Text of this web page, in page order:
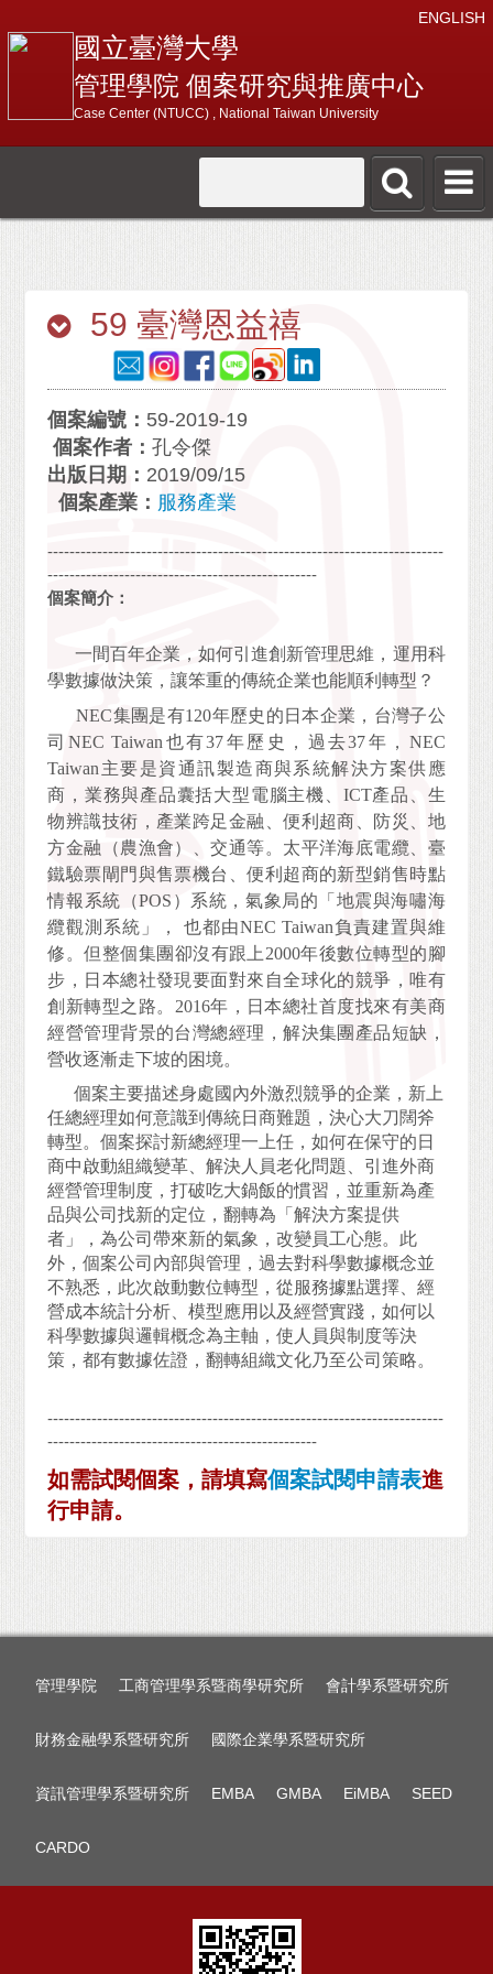
ENGLISH
國立臺灣大學
管理學院 個案研究與推廣中心
Case Center (NTUCC) , National Taiwan University
59 臺灣恩益禧
個案編號： 59-2019-19
個案作者：孔令傑
出版日期： 2019/09/15
個案產業： 服務產業
------------------------------------------------------------------------
-------------------------------------------------
個案簡介：
一間百年企業，如何引進創新管理思維，運用科
學數據做決策，讓笨重的傳統企業也能順利轉型？
NEC集團是有120年歷史的日本企業，台灣子公
司NEC Taiwan也有37年歷史，過去37年，NEC
Taiwan主要是資通訊製造商與系統解決方案供應
商，業務與產品囊括大型電腦主機、ICT產品、生
物辨識技術，產業跨足金融、便利超商、防災、地
方金融（農漁會）、交通等。太平洋海底電纜、臺
鐵驗票閘門與售票機台、便利超商的新型銷售時點
情報系統（POS）系統，氣象局的「地震與海嘯海
纜觀測系統」， 也都由NEC Taiwan負責建置與維
修。但整個集團卻沒有跟上2000年後數位轉型的腳
步，日本總社發現要面對來自全球化的競爭，唯有
創新轉型之路。2016年，日本總社首度找來有美商
經營管理背景的台灣總經理，解決集團產品短缺，
營收逐漸走下坡的困境。
個案主要描述身處國內外激烈競爭的企業，新上
任總經理如何意識到傳統日商難題，決心大刀闊斧
轉型。個案探討新總經理一上任，如何在保守的日
商中啟動組織變革、解決人員老化問題、引進外商
經營管理制度，打破吃大鍋飯的慣習，並重新為產
品與公司找新的定位，翻轉為「解決方案提供
者」，為公司帶來新的氣象，改變員工心態。此
外，個案公司內部與管理，過去對科學數據概念並
不熟悉，此次啟動數位轉型，從服務據點選擇、經
營成本統計分析、模型應用以及經營實踐，如何以
科學數據與邏輯概念為主軸，使人員與制度等決
策，都有數據佐證，翻轉組織文化乃至公司策略。
------------------------------------------------------------------------
-------------------------------------------------
如需試閱個案，請填寫個案試閱申請表進
行申請。
管理學院 工商管理學系暨商學研究所 會計學系暨研究所
財務金融學系暨研究所 國際企業學系暨研究所
資訊管理學系暨研究所 EMBA GMBA EiMBA SEED
CARDO